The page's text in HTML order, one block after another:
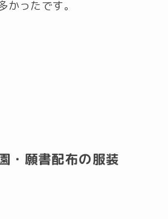
かったです。
・願書配布の服装